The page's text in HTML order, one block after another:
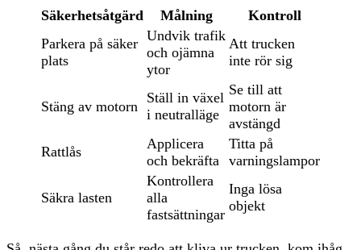
Säkerhetsåtgärd Målning
Kontroll
Parkera på säker
plats
Undvik trafik
och ojämna
ytor
Att trucken
inte rör sig
Stäng av motorn
Ställ in växel
i neutralläge
Se till att
motorn är
avstängd
Rattlås
Applicera
och bekräfta
Titta på
varningslampor
Säkra lasten
Kontrollera
alla
fastsättningar
Inga lösa
objekt